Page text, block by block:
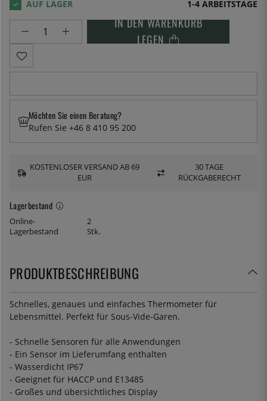
1-4 ARBEITSTAGE
IN DEN WARENKORB
LEGEN
Lagerbestand
Online-
Lagerbestand
2
Stk.
Möchten Sie einen Beratung?
Rufen Sie +46 8 410 95 200
KOSTENLOSER VERSAND AB 69
EUR
30 TAGE
RÜCKGABERECHT
PRODUKTBESCHREIBUNG
Schnelles, genaues und einfaches Thermometer für
Lebensmittel. Perfekt für Sous-Vide-Garen.
- Schnelle Sensoren für alle Anwendungen
- Ein Sensor im Lieferumfang enthalten
- Wasserdicht IP67
- Geeignet für HACCP und E13485
- Großes und übersichtliches Display